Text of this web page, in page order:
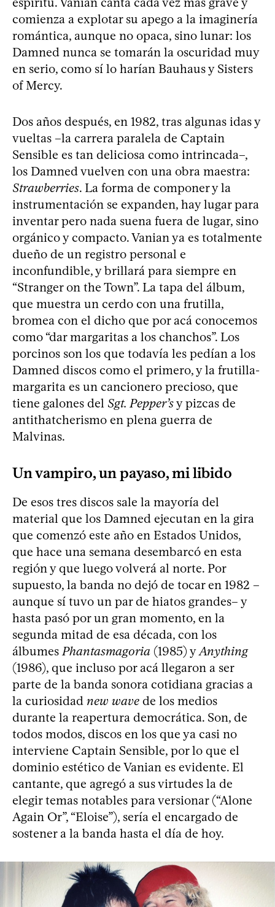
comienza a explotar su apego a la imaginería
romántica, aunque no opaca, sino lunar: los
Damned nunca se tomarán la oscuridad muy
en serio, como sí lo harían Bauhaus y Sisters
of Mercy.
Dos años después, en 1982, tras algunas idas y
vueltas –la carrera paralela de Captain
Sensible es tan deliciosa como intrincada–,
los Damned vuelven con una obra maestra:
Strawberries. La forma de componer y la
instrumentación se expanden, hay lugar para
inventar pero nada suena fuera de lugar, sino
orgánico y compacto. Vanian ya es totalmente
dueño de un registro personal e
inconfundible, y brillará para siempre en
“Stranger on the Town”. La tapa del álbum,
que muestra un cerdo con una frutilla,
bromea con el dicho que por acá conocemos
como “dar margaritas a los chanchos”. Los
porcinos son los que todavía les pedían a los
Damned discos como el primero, y la frutilla-
margarita es un cancionero precioso, que
tiene galones del Sgt. Pepper’sy pizcas de
antithatcherismo en plena guerra de
Malvinas.
Un vampiro, un payaso, mi libido
De esos tres discos sale la mayoría del
material que los Damned ejecutan en la gira
que comenzó este año en Estados Unidos,
que hace una semana desembarcó en esta
región y que luego volverá al norte. Por
supuesto, la banda no dejó de tocar en 1982 –
aunque sí tuvo un par de hiatos grandes– y
hasta pasó por un gran momento, en la
segunda mitad de esa década, con los
álbumesPhantasmagoria (1985) yAnything
(1986), que incluso por acá llegaron a ser
parte de la banda sonora cotidiana gracias a
la curiosidad new wave de los medios
durante la reapertura democrática. Son, de
todos modos, discos en los que ya casi no
interviene Captain Sensible, por lo que el
dominio estético de Vanian es evidente. El
cantante, que agregó a sus virtudes la de
elegir temas notables para versionar (“Alone
Again Or”, “Eloise”), sería el encargado de
sostener a la banda hasta el día de hoy.